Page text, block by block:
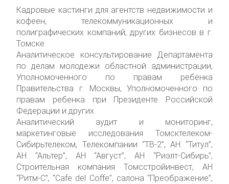
Кадровые кастинги для агентств недвижимости и
кофеен, телекоммуникационных и
полиграфических компаний, других бизнесов в г.
Томске.
Аналитическое консультирование Департамента
по делам молодежи областной администрации,
Уполномоченного по правам ребенка
Правительства г. Москвы, Уполномоченного по
правам ребенка при Президенте Российской
Федерации и других.
Аналитический аудит и мониторинг,
маркетинговые исследования Томсктелеком-
Сибирьтелеком, Телекомпании “ТВ-2”, АН “Титул”,
АН “Альтер”, АН “Август”, АН “Риэлт-Сибирь”,
Строительная компания Томсстройинвест, АН
“Ритм-С”, “Cafe del Coffe”, салона “Преображение”,